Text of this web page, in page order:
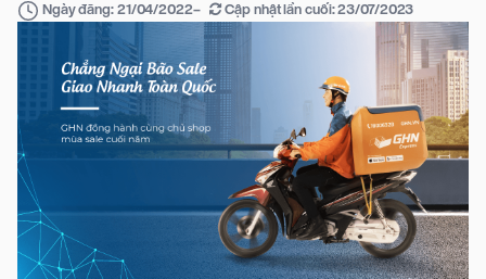
Ngày đăng: 21/04/2022– Cập nhật lần cuối:23/07/2023